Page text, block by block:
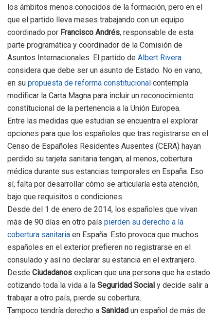
los ámbitos menos conocidos de la formación, pero en el
que el partido lleva meses trabajando con un equipo
coordinado por Francisco Andrés, responsable de esta
parte programática y coordinador de la Comisión de
Asuntos Internacionales. El partido de Albert Rivera
considera que debe ser un asunto de Estado. No en vano,
en su propuesta de reforma constitucional contempla
modificar la Carta Magna para incluir un reconocimiento
constitucional de la pertenencia a la Unión Europea.
Entre las medidas que estudian se encuentra el explorar
opciones para que los españoles que tras registrarse en el
Censo de Españoles Residentes Ausentes (CERA) hayan
perdido su tarjeta sanitaria tengan, al menos, cobertura
médica durante sus estancias temporales en España. Eso
sí, falta por desarrollar cómo se articularía esta atención,
bajo que requisitos o condiciones.
Desde del 1 de enero de 2014, los españoles que vivan
más de 90 días en otro país pierden su derecho a la
cobertura sanitaria en España. Esto provoca que muchos
españoles en el exterior prefieren no registrarse en el
consulado y así no declarar su estancia en el extranjero.
Desde Ciudadanos explican que una persona que ha estado
cotizando toda la vida a la Seguridad Social y decide salir a
trabajar a otro país, pierde su cobertura.
Tampoco tendría derecho a Sanidad un español de más de